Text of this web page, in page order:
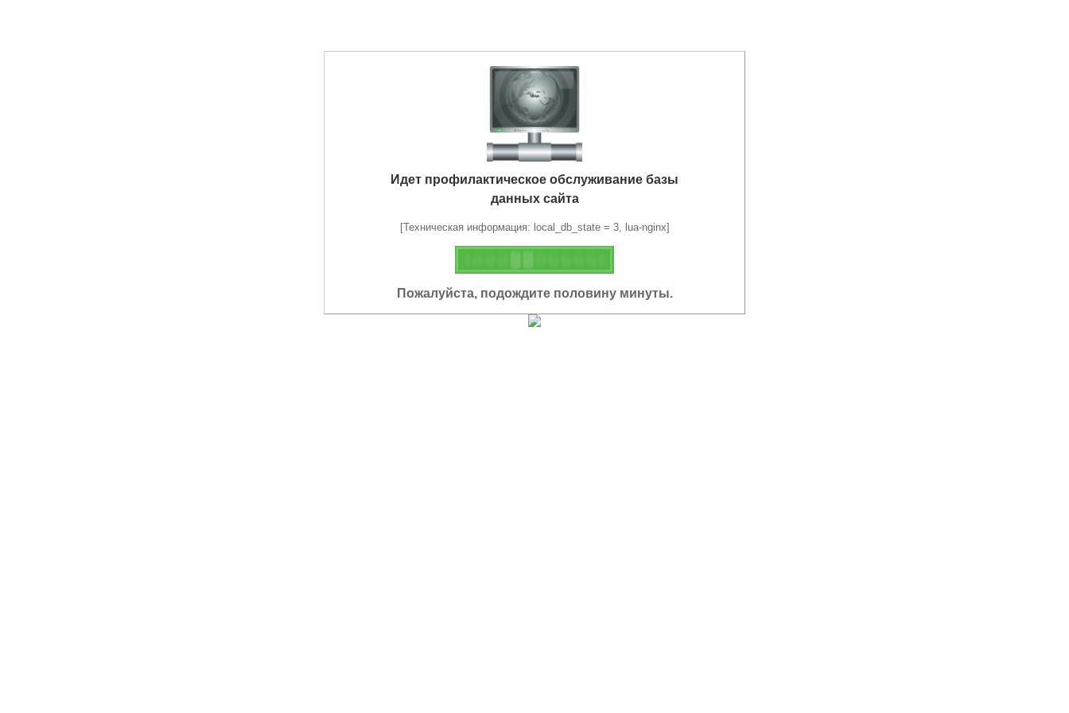
Идет профилактическое обслуживание базы
данных сайта
[Техническая информация: local_db_state = 3, lua-nginx]
Пожалуйста, подождите половину минуты.